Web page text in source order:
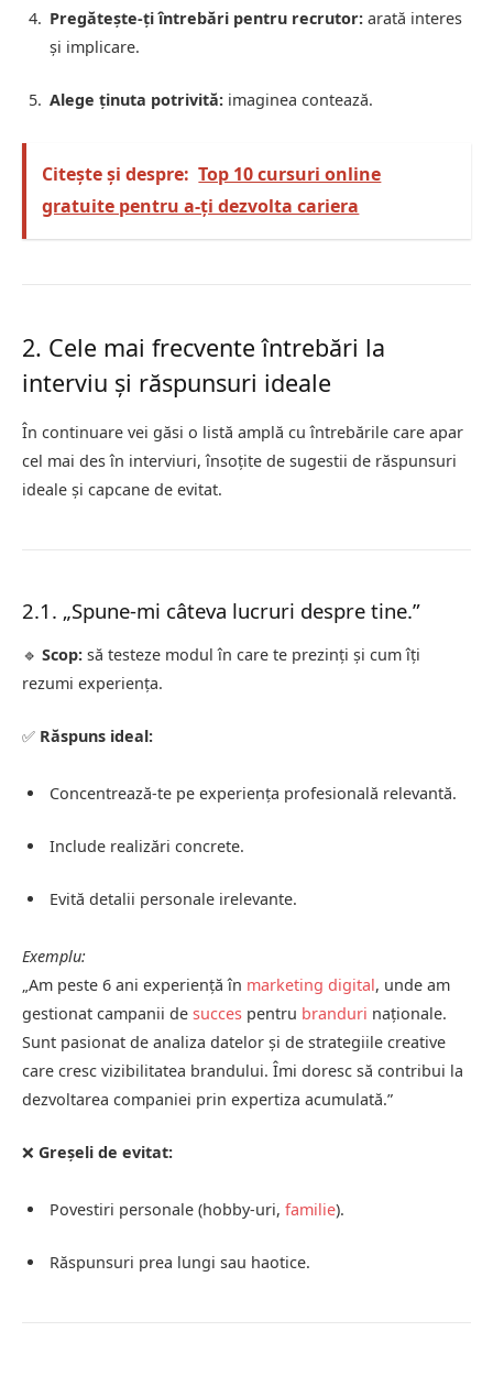
Pregătește-ți întrebări pentru recrutor: arată interes
și implicare.
Alege ținuta potrivită: imaginea contează.
Citește și despre: Top 10 cursuri online
gratuite pentru a-ți dezvolta cariera
2. Cele mai frecvente întrebări la
interviu și răspunsuri ideale
În continuare vei găsi o listă amplă cu întrebările care apar
cel mai des în interviuri, însoțite de sugestii de răspunsuri
ideale și capcane de evitat.
2.1. „Spune-mi câteva lucruri despre tine.”
🔹 Scop: să testeze modul în care te prezinți și cum îți
rezumi experiența.
✅ Răspuns ideal:
Concentrează-te pe experiența profesională relevantă.
Include realizări concrete.
Evită detalii personale irelevante.
Exemplu:
„Am peste 6 ani experiență în marketing digital, unde am
gestionat campanii de succes pentru branduri naționale.
Sunt pasionat de analiza datelor și de strategiile creative
care cresc vizibilitatea brandului. Îmi doresc să contribui la
dezvoltarea companiei prin expertiza acumulată.”
❌ Greșeli de evitat:
Povestiri personale (hobby-uri, familie).
Răspunsuri prea lungi sau haotice.